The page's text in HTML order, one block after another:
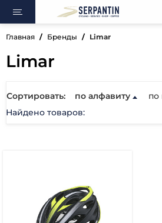
Главная Бренды Limar
Limar
Сортировать: по алфавиту по
Найдено товаров: